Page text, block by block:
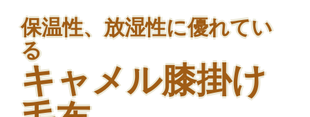
保温性、放湿性に優れてい
る
キャメル膝掛け